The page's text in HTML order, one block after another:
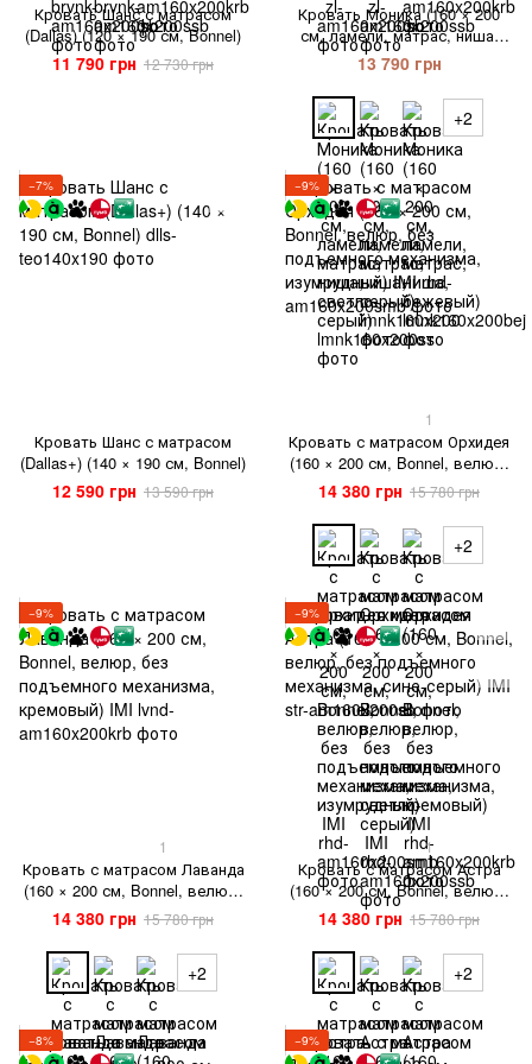
Кровать Шанс с матрасом
(Dallas) (120 × 190 см, Bonnel)
11 790 грн 12 730 грн
Кровать Моника (160 × 200
см, ламели, матрас, ниша,
светло-серый)
13 790 грн
+2
−7%
Кровать Шанс с матрасом
(Dallas+) (140 × 190 см, Bonnel)
12 590 грн 13 590 грн
−9%
1
Кровать с матрасом Орхидея
(160 × 200 см, Bonnel, велюр,
без подъемного механизма,
изумрудный) IMI
14 380 грн 15 780 грн
+2
−9%
1
Кровать с матрасом Лаванда
(160 × 200 см, Bonnel, велюр,
без подъемного механизма,
кремовый) IMI
14 380 грн 15 780 грн
+2
−9%
1
Кровать с матрасом Астра
(160 × 200 см, Bonnel, велюр,
без подъемного механизма,
сине-серый) IMI
14 380 грн 15 780 грн
+2
−8% −9%